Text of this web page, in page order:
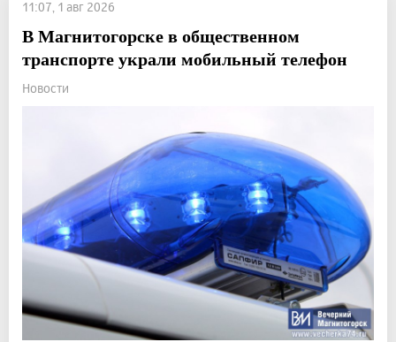
11:07, 1 авг 2026
В Магнитогорске в общественном
транспорте украли мобильный телефон
Новости